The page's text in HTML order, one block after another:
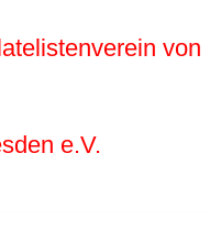
von
e.V.